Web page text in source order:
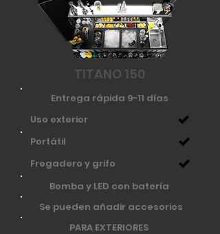
TITANO 150
Entrega rápida 9-11 días
Uso exterior
Portátil
Fregadero y grifo
Se pueden añadir accesorios
Bomba y LED con batería
PARA EXTERIORES